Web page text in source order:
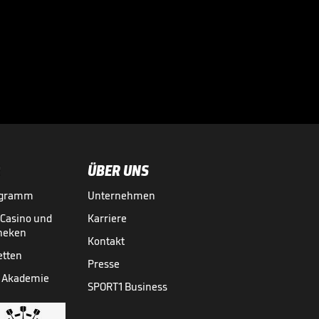
und
Akademie
ÜBER UNS
Unternehmen
Karriere
Kontakt
Presse
SPORT1 Business